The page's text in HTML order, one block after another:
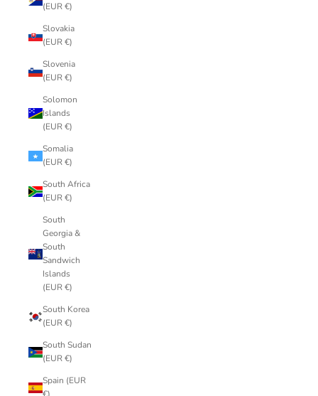
(EUR €)
Slovakia
(EUR €)
Slovenia
(EUR €)
Solomon
Islands
(EUR €)
Somalia
(EUR €)
South Africa
(EUR €)
South
Georgia &
South
Sandwich
Islands
(EUR €)
South Korea
(EUR €)
South Sudan
(EUR €)
Spain (EUR